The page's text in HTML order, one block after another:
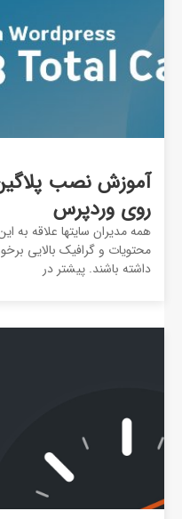
روی وردپرس
همه مدیران سایتها علاقه به
محتویات و گرافیک بالایی
داشته باشند. پیشتر در